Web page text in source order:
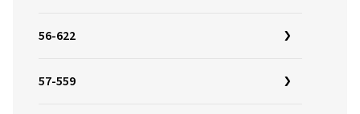
56-622
57-559